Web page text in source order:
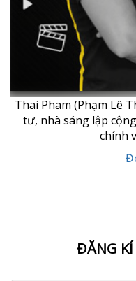
Thai Pham (Phạm Lê
tư, nhà sáng lập
chính
ĐĂNG